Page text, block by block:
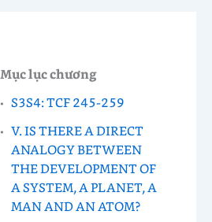
Mục lục chương
S3S4: TCF 245-259
V. IS THERE A DIRECT
ANALOGY BETWEEN
THE DEVELOPMENT OF
A SYSTEM, A PLANET, A
MAN AND AN ATOM?